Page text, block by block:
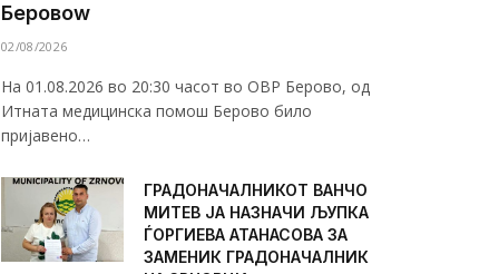
Беровоw
02/08/2026
На 01.08.2026 во 20:30 часот во ОВР Берово, од
Итната медицинска помош Берово било
пријавено…
ГРАДОНАЧАЛНИКОТ ВАНЧО
МИТЕВ ЈА НАЗНАЧИ ЉУПКА
ЃОРГИЕВА АТАНАСОВА ЗА
ЗАМЕНИК ГРАДОНАЧАЛНИК